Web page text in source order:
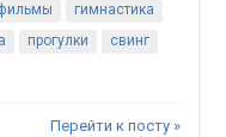
гимнастика
прогулки
свинг
Перейти к посту »